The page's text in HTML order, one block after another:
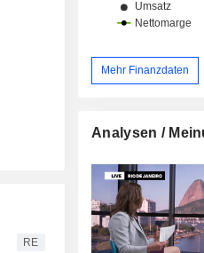
RE
Mehr Finanzdaten
Analysen /